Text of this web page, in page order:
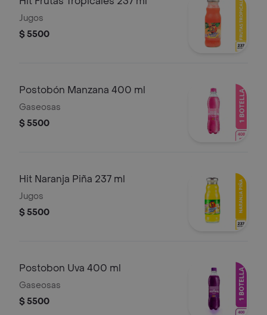
Jugos
$ 5500
Postobón Manzana 400 ml
Gaseosas
$ 5500
Hit Naranja Piña 237 ml
Jugos
$ 5500
Postobon Uva 400 ml
Gaseosas
$ 5500